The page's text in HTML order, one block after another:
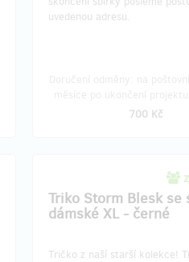
uvedenou adresu.
700 Kč
Triko Storm Blesk se
dámské XL - černé
​​​Tričko z naší starší kolekce!​